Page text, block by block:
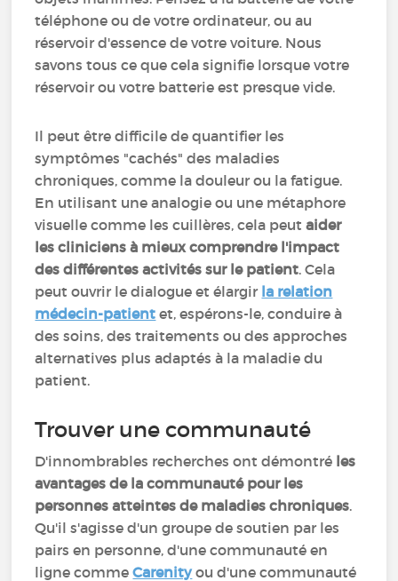
téléphone ou de votre ordinateur, ou au
réservoir d'essence de votre voiture. Nous
savons tous ce que cela signifie lorsque votre
réservoir ou votre batterie est presque vide.
Il peut être difficile de quantifier les
symptômes "cachés" des maladies
chroniques, comme la douleur ou la fatigue.
En utilisant une analogie ou une métaphore
visuelle comme les cuillères, cela peutaider
les cliniciens à mieux comprendre l'impact
des différentes activités sur le patient. Cela
peut ouvrir le dialogue et élargir la relation
médecin-patient et, espérons-le, conduire à
des soins, des traitements ou des approches
alternatives plus adaptés à la maladie du
patient.
Trouver une communauté
D'innombrables recherches ont démontré les
avantages de la communauté pour les
personnes atteintes de maladies chroniques.
Qu'il s'agisse d'un groupe de soutien par les
pairs en personne, d'une communauté en
ligne commeCarenityou d'une communauté